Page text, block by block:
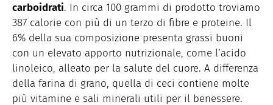
carboidrati. In circa 100 grammi di prodotto troviamo
387 calorie con più di un terzo di fibre e proteine. Il
6% della sua composizione presenta grassi buoni
con un elevato apporto nutrizionale, come l’acido
linoleico, alleato per la salute del cuore. A differenza
della farina di grano, quella di ceci contiene molte
più vitamine e sali minerali utili per il benessere.